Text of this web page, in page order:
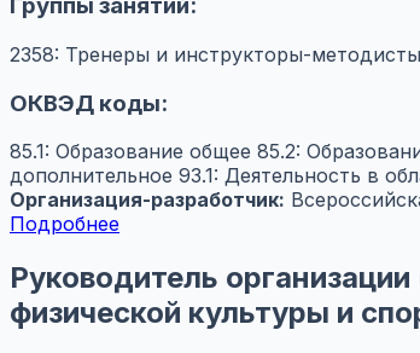
Группы занятий:
2358: Тренеры и инструкторы-
ОКВЭД коды:
85.1: Образование общее 85.2:
дополнительное 93.1: Деятельность в
Организация-разработчик:
Подробнее
Руководитель
физической культуры и